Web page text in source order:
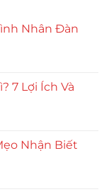
Nhân Đàn
7 Lợi Ích Và
Nhận Biết